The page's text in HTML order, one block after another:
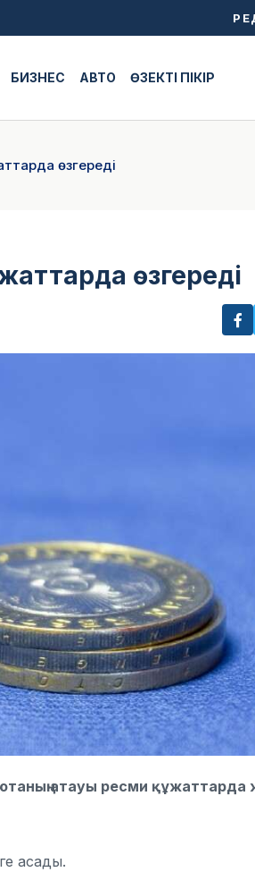
БИЗНЕС АВТО ӨЗЕКТІ ПІКІР
өзгереді
өзгереді
атауы ресми құжаттарда
асады.